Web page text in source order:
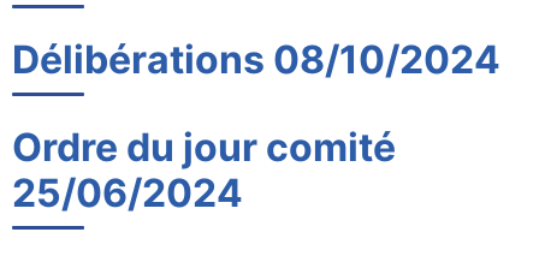
Délibérations 08/10/2024
Ordre du jour comité
25/06/2024